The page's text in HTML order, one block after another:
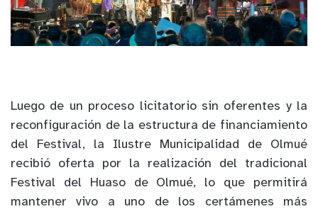
Luego de un proceso licitatorio sin oferentes y la
reconfiguración de la estructura de financiamiento
del Festival, la Ilustre Municipalidad de Olmué
recibió oferta por la realización del tradicional
Festival del Huaso de Olmué, lo que permitirá
mantener vivo a uno de los certámenes más